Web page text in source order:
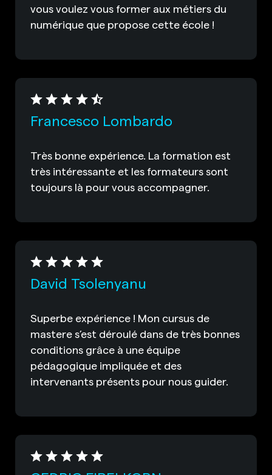
vous voulez vous former aux métiers du
numérique que propose cette école !
Francesco Lombardo
Très bonne expérience. La formation est
très intéressante et les formateurs sont
toujours là pour vous accompagner.
David Tsolenyanu
Superbe expérience ! Mon cursus de
mastere s’est déroulé dans de très bonnes
conditions grâce à une équipe
pédagogique impliquée et des
intervenants présents pour nous guider.